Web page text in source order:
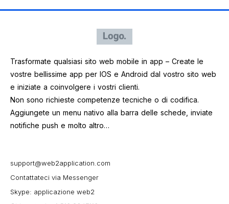
Trasformate qualsiasi sito web mobile in app – Create le
vostre bellissime app per IOS e Android dal vostro sito web
e iniziate a coinvolgere i vostri clienti.
Non sono richieste competenze tecniche o di codifica.
Aggiungete un menu nativo alla barra delle schede, inviate
notifiche push e molto altro…
support@web2application.com
Contattateci via Messenger
Skype: applicazione web2